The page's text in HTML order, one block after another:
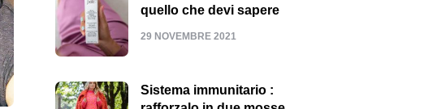
quello che devi sapere
29 NOVEMBRE 2021
Sistema immunitario :